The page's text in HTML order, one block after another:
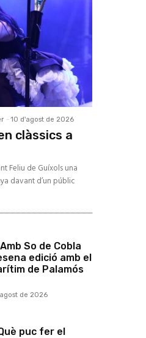
- 10 d'agost de 2026
clàssics a
Feliu de Guíxols una
davant d’un públic
So de Cobla
edició amb el
de Palamós
de 2026
puc fer el